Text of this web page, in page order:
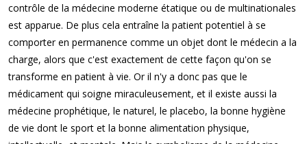
contrôle de la médecine moderne étatique ou de multinationales
est apparue. De plus cela entraîne la patient potentiel à se
comporter en permanence comme un objet dont le médecin a la
charge, alors que c'est exactement de cette façon qu'on se
transforme en patient à vie. Or il n'y a donc pas que le
médicament qui soigne miraculeusement, et il existe aussi la
médecine prophétique, le naturel, le placebo, la bonne hygiène
de vie dont le sport et la bonne alimentation physique,